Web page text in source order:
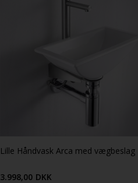
Lille Håndvask Arca med vægbeslag
3.998,00 DKK